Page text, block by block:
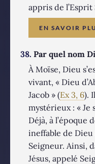
appris de l’Esprit
EN SAVOIR
38. Par quel nom
À Moïse, Dieu
vivant, « Dieu
Jacob » (Ex 3, 6).
mystérieux : « Je
Déjà, à l’époque
ineffable de
Seigneur. Ainsi,
Jésus, appelé